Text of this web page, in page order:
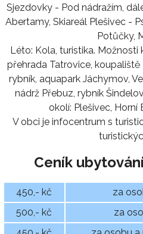
Sjezdovky - Pod nádražím,
Abertamy, Skiareál Plešivec -
Potůčky,
Léto: Kola, turistika. Možnosti
přehrada Tatrovice,
rybník, aquapark Jáchymov,
nádrž Přebuz, rybník
okolí: Plešivec, Horní
V obci je infocentrum s
Ceník
450,- kč
za
500,- kč
za